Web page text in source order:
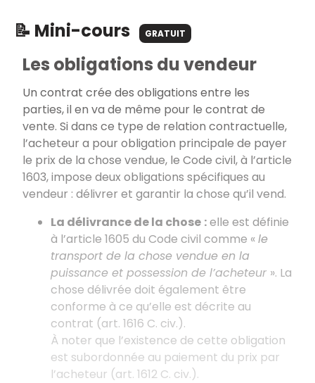
📝 Mini-cours GRATUIT
Les obligations du vendeur
Un contrat crée des obligations entre les
parties, il en va de même pour le contrat de
vente. Si dans ce type de relation contractuelle,
l’acheteur a pour obligation principale de payer
le prix de la chose vendue, le Code civil, à l’article
1603, impose deux obligations spécifiques au
vendeur : délivrer et garantir la chose qu’il vend.
La délivrance de la chose :elle est définie
à l’article 1605 du Code civil comme «le
transport de la chose vendue en la
puissance et possession de l’acheteur ». La
chose délivrée doit également être
conforme à ce qu’elle est décrite au
contrat (art. 1616 C. civ.).
À noter que l’existence de cette obligation
est subordonnée au paiement du prix par
l’acheteur (art. 1612 C. civ.).